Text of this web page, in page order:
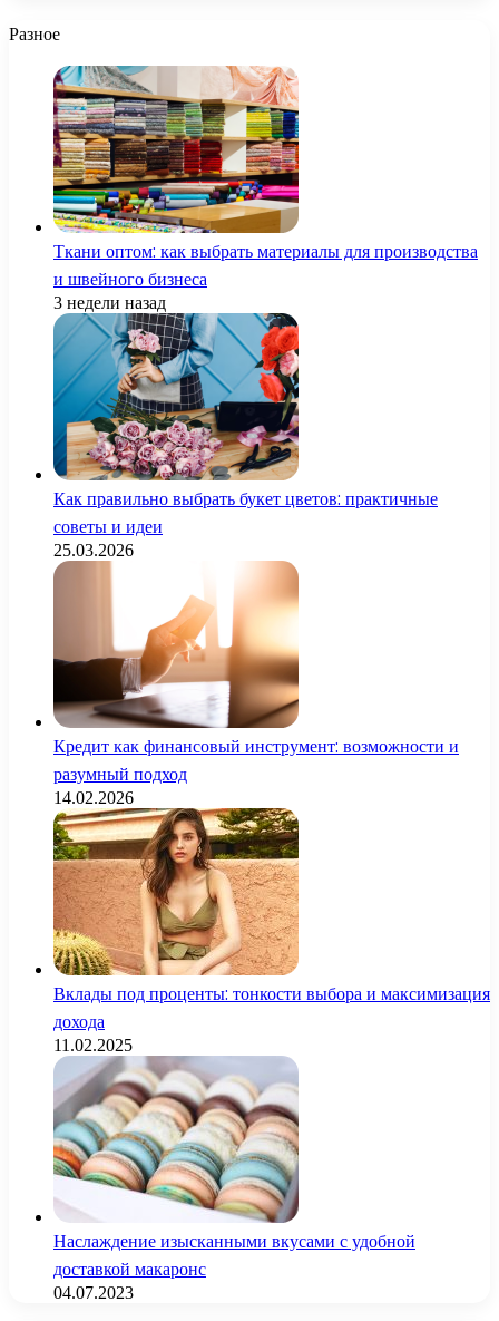
Разное
Ткани оптом: как выбрать материалы для производства
и швейного бизнеса
3 недели назад
Как правильно выбрать букет цветов: практичные
советы и идеи
25.03.2026
Кредит как финансовый инструмент: возможности и
разумный подход
14.02.2026
Вклады под проценты: тонкости выбора и максимизация
дохода
11.02.2025
Наслаждение изысканными вкусами с удобной
доставкой макаронс
04.07.2023